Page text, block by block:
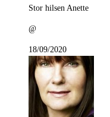
Stor hilsen Anette
@
18/09/2020